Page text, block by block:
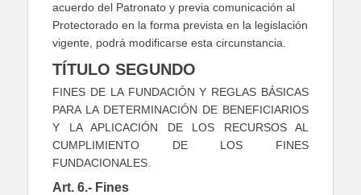
acuerdo del Patronato y previa comunicación al
Protectorado en la forma prevista en la legislación
vigente, podrá modificarse esta circunstancia.
TÍTULO SEGUNDO
FINES DE LA FUNDACIÓN Y REGLAS BÁSICAS
PARA LA DETERMINACIÓN DE BENEFICIARIOS
Y LA APLICACIÓN DE LOS RECURSOS AL
CUMPLIMIENTO DE LOS FINES
FUNDACIONALES.
Art. 6.- Fines